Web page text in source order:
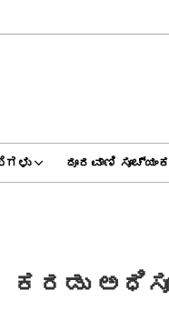
ದೂರವಾಣಿ ಸೂಚ್ಯಂಕ
ಕರಡು